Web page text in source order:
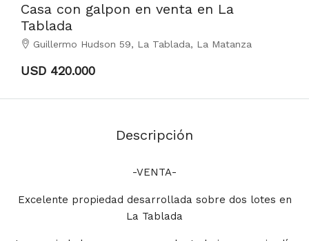
Casa con galpon en venta en La
Tablada
Guillermo Hudson 59, La Tablada, La Matanza
USD 420.000
Descripción
-VENTA-
Excelente propiedad desarrollada sobre dos lotes en
La Tablada